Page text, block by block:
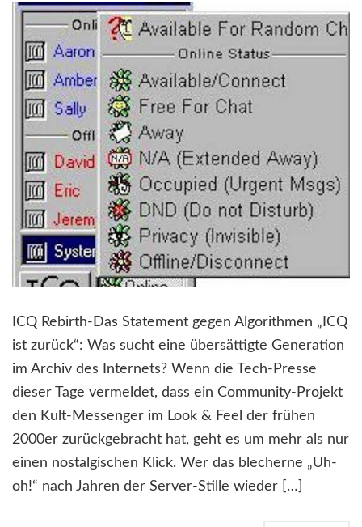
ICQ Rebirth-Das Statement gegen Algorithmen „ICQ
ist zurück“: Was sucht eine übersättigte Generation
im Archiv des Internets? Wenn die Tech-Presse
dieser Tage vermeldet, dass ein Community-Projekt
den Kult-Messenger im Look & Feel der frühen
2000er zurückgebracht hat, geht es um mehr als nur
einen nostalgischen Klick. Wer das blecherne „Uh-
oh!“ nach Jahren der Server-Stille wieder […]